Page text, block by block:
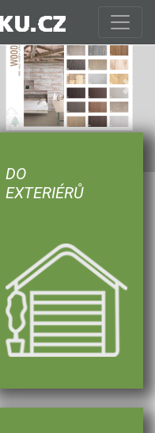
Next
DO
EXTERIÉRŮ